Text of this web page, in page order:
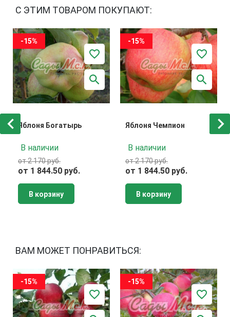
С ЭТИМ ТОВАРОМ ПОКУПАЮТ:
-15%
Яблоня Богатырь
В наличии
от 2 170 руб.
от 1 844.50 руб.
В корзину
-15%
Яблоня Чемпион
В наличии
от 2 170 руб.
от 1 844.50 руб.
В корзину
ВАМ МОЖЕТ ПОНРАВИТЬСЯ:
-15% -15%